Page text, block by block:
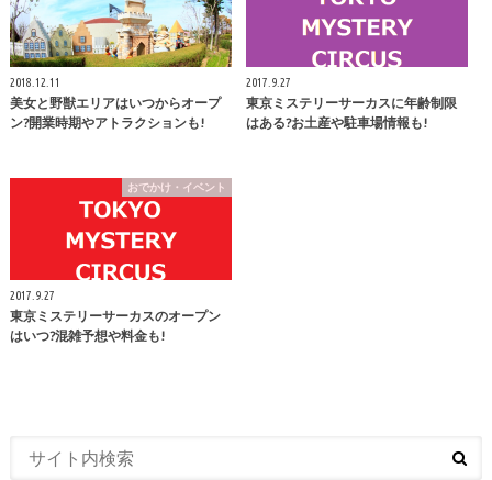
2018.12.11
美女と野獣エリアはいつからオープ
ン?開業時期やアトラクションも!
2017.9.27
東京ミステリーサーカスに年齢制限
はある?お土産や駐車場情報も!
おでかけ・イベント
2017.9.27
東京ミステリーサーカスのオープン
はいつ?混雑予想や料金も!